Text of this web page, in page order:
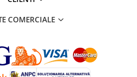
COMERCIALE